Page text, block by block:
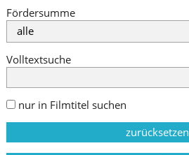
Fördersumme
Volltextsuche
nur in Filmtitel suchen
zurücksetzen